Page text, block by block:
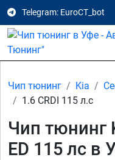
Telegram: EuroCT_bot
Чип тюнинг Kia
1.6 CRDI 115 л.с
Чип тюнинг
ED 115 лс в